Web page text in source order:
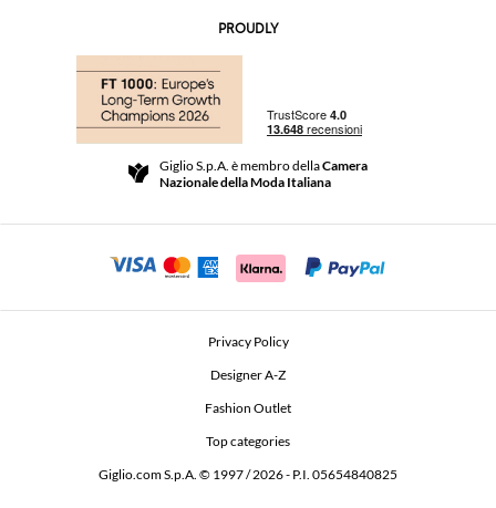
Community Store
Beauty Seekers VIP Club
Resi e Rimborsi
Termini e Condizioni di vendita
Comunicazione di sicurezza
PROUDLY
Giglio S.p.A. è membro dellaCamera
Nazionale della Moda Italiana
Privacy Policy
Designer A-Z
Fashion Outlet
Top categories
Giglio.com S.p.A. © 1997 / 2026 - P.I. 05654840825